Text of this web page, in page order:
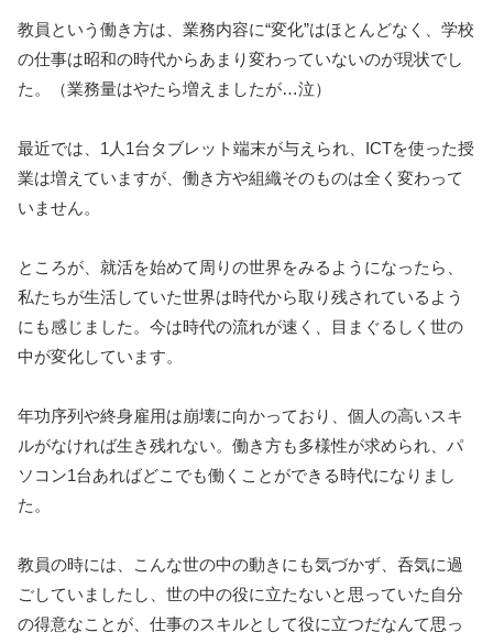
教員という働き方は、業務内容に“変化”はほとんどなく、学校
の仕事は昭和の時代からあまり変わっていないのが現状でし
た。（業務量はやたら増えましたが…泣）
最近では、1人1台タブレット端末が与えられ、ICTを使った授
業は増えていますが、働き方や組織そのものは全く変わって
いません。
ところが、就活を始めて周りの世界をみるようになったら、
私たちが生活していた世界は時代から取り残されているよう
にも感じました。今は時代の流れが速く、目まぐるしく世の
中が変化しています。
年功序列や終身雇用は崩壊に向かっており、個人の高いスキ
ルがなければ生き残れない。働き方も多様性が求められ、パ
ソコン1台あればどこでも働くことができる時代になりまし
た。
教員の時には、こんな世の中の動きにも気づかず、呑気に過
ごしていましたし、世の中の役に立たないと思っていた自分
の得意なことが、仕事のスキルとして役に立つだなんて思っ